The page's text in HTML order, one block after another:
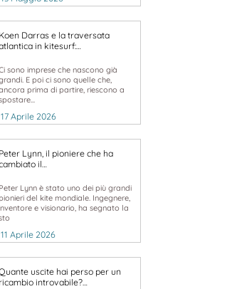
Koen Darras e la traversata
in kitesurf:…
sono imprese che nascono già
E poi ci sono quelle che,
prima di partire, riescono a
17 Aprile 2026
Peter Lynn, il pioniere che ha
il…
Peter Lynn è stato uno dei più grandi
del kite mondiale. Ingegnere,
e visionario, ha segnato la
11 Aprile 2026
uscite hai perso per un
ricambio introvabile?…